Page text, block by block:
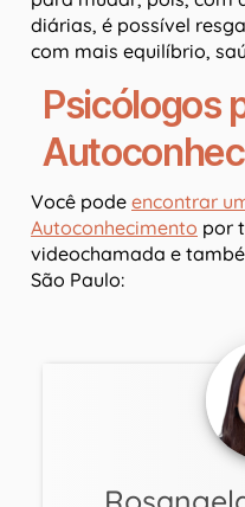
diárias, é possível
com mais equilíbrio,
Psicólogos
Você pode encontrar
Autoconhecimento por
videochamada e
São Paulo: